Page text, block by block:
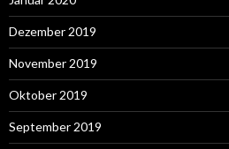
Dezember 2019
November 2019
Oktober 2019
September 2019